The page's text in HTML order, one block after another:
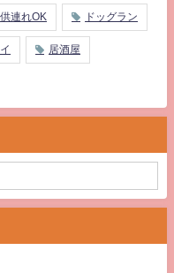
連れOK ドッグラン
居酒屋